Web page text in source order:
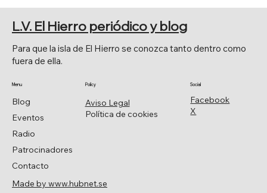
Facebook
X
Social
Aviso Legal
Política de cookies
Policy
Blog
Eventos
Radio
Patrocinadores
Contacto
Menu
Para que la isla de El Hierro se conozca tanto dentro como
fuera de ella.
L.V. El Hierro periódico y blog
Made by www.hubnet.se